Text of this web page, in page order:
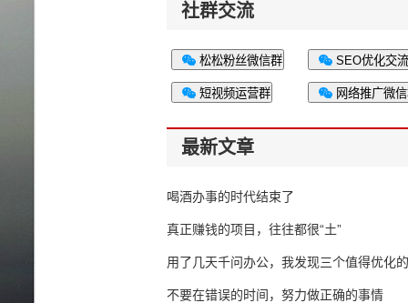
社群交流
松松粉丝微信群 SEO优化交
短视频运营群 网络推广微
最新文章
喝酒办事的时代结束了
真正赚钱的项目，往往都很“土”
用了几天千问办公，我发现三个值得优化
不要在错误的时间，努力做正确的事情